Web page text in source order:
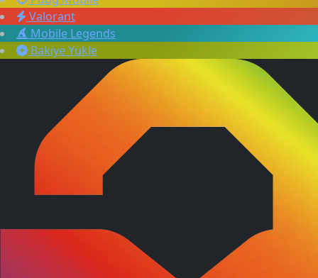
Valorant
Mobile Legends
Bakiye Yükle